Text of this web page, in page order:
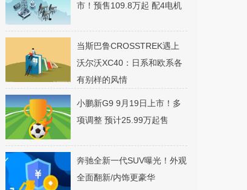
市！预售109.8万起 配4电机
当斯巴鲁CROSSTREK遇上
沃尔沃XC40：日系和欧系各
有别样的风情
小鹏新G9 9月19日上市！多
项调整 预计25.99万起售
奔驰全新一代SUV曝光！外观
全面翻新/内饰更豪华